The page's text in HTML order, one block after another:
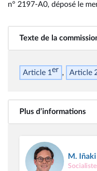
n° 2197-A0, déposé le
Texte de la
<b>Texte de la
Article 1er Article
Plus d’informations
M.